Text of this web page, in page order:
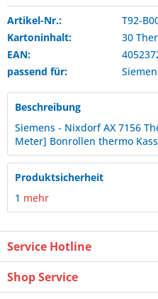
Artikel-Nr.:
T92-
Kartoninhalt:
30
EAN:
passend für:
Beschreibung
Siemens - Nixdorf AX 7156
Meter] Bonrollen thermo
Produktsicherheit
1 mehr
Service Hotline
Shop Service